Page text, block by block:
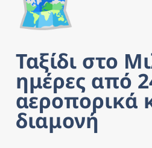
Ταξίδι στο
ημέρες από
αεροπορικά
διαμονή